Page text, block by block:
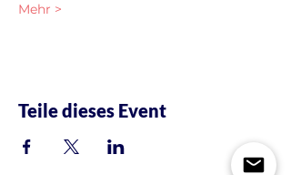
Mehr >
Teile dieses Event